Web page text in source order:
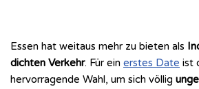
Essen hat weitaus mehr zu bieten als
dichten Verkehr. Für ein erstes Date ist
hervorragende Wahl, um sich völlig